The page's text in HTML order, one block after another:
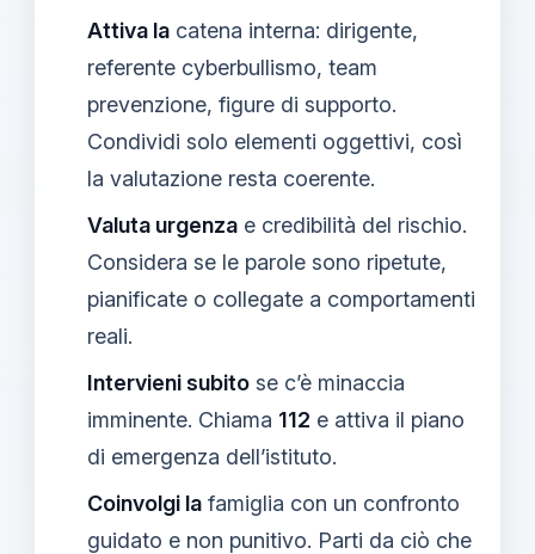
Attiva la catena interna: dirigente,
referente cyberbullismo, team
prevenzione, figure di supporto.
Condividi solo elementi oggettivi, così
la valutazione resta coerente.
Valuta urgenza e credibilità del rischio.
Considera se le parole sono ripetute,
pianificate o collegate a comportamenti
reali.
Intervieni subito se c’è minaccia
imminente. Chiama 112 e attiva il piano
di emergenza dell’istituto.
Coinvolgi la famiglia con un confronto
guidato e non punitivo. Parti da ciò che